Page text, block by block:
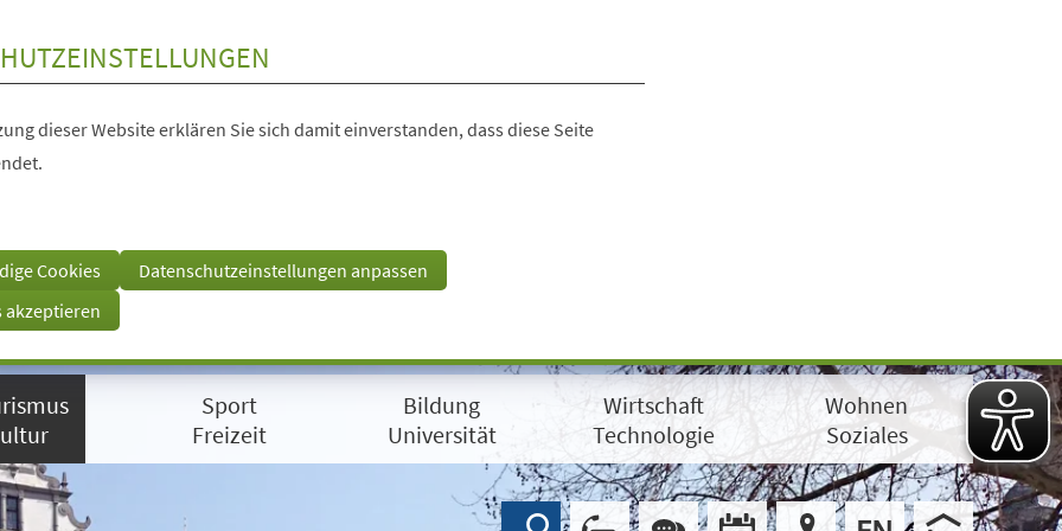
dieser Website erklären Sie sich damit einverstanden, dass diese Seite
Cookies
Datenschutzeinstellungen anpassen
akzeptieren
Sport
Freizeit
Bildung
Universität
Wirtschaft
Technologie
Wohnen
Soziales